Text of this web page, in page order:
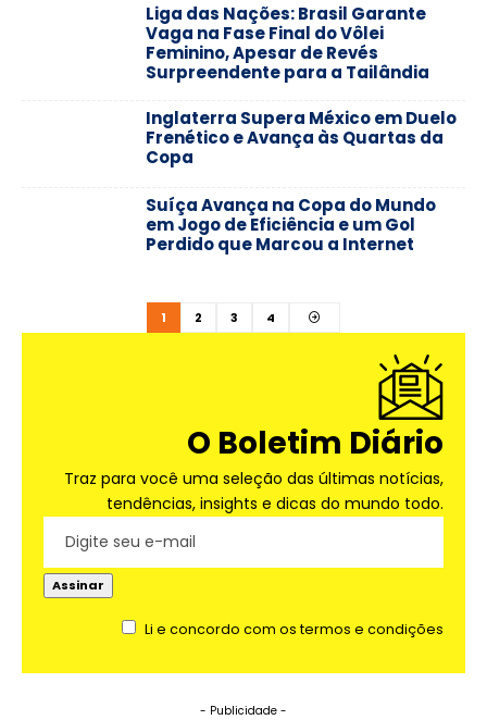
Liga das Nações: Brasil Garante
Vaga na Fase Final do Vôlei
Feminino, Apesar de Revés
Surpreendente para a Tailândia
Inglaterra Supera México em Duelo
Frenético e Avança às Quartas da
Copa
Suíça Avança na Copa do Mundo
em Jogo de Eficiência e um Gol
Perdido que Marcou a Internet
1 2 3 4
O Boletim Diário
Traz para você uma seleção das últimas notícias,
tendências, insights e dicas do mundo todo.
Li e concordo com os termos e condições
- Publicidade -